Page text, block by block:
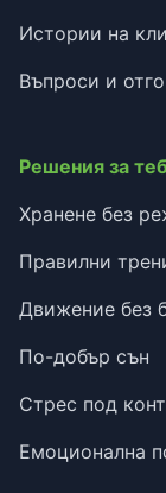
Истории на
Въпроси и
Решения за теб
Хранене без
Правилни
Движение без
По-добър сън
Стрес под
Емоционална